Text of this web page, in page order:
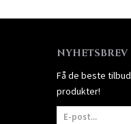
NYHETSBREV
Få de beste
produkter!